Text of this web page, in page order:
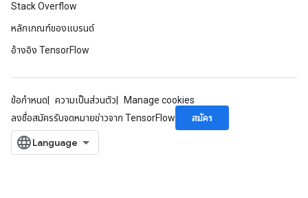
Stack Overflow
หลักเกณฑ์ของแบรนด์
อ้างอิง TensorFlow
ข้อกำหนด ความเป็นส่วนตัว
Manage cookies
ลงชื่อสมัครรับจดหมายข่าวจาก TensorFlow
สมัคร